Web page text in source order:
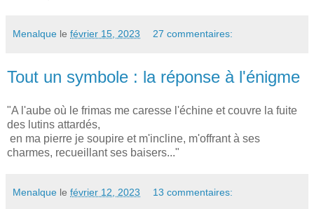
Menalque le février 15, 2023 27 commentaires:
Tout un symbole : la réponse à l'énigme
"A l'aube où le frimas me caresse l'échine et couvre la fuite
des lutins attardés,
en ma pierre je soupire et m'incline, m'offrant à ses
charmes, recueillant ses baisers..."
Menalque le février 12, 2023 13 commentaires: